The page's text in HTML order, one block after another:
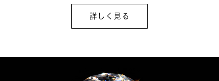
詳しく見る